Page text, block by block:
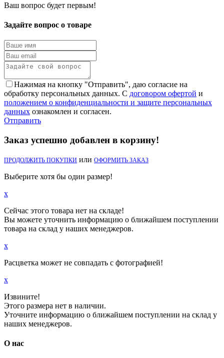
Ваш вопрос будет первым!
Задайте вопрос о товаре
Нажимая на кнопку "Отправить", даю согласие на
обработку персональных данных. С договором офертой и
положением о конфиденциальности и защите персональных
данных ознакомлен и согласен.
Отправить
Заказ успешно добавлен в корзину!
ПРОДОЛЖИТЬ ПОКУПКИ или ОФОРМИТЬ ЗАКАЗ
Выберите хотя бы один размер!
x
Сейчас этого товара нет на складе!
Вы можете уточнить информацию о ближайшем поступлении
товара на склад у наших менеджеров.
x
Расцветка может не совпадать с фотографией!
x
Извините!
Этого размера нет в наличии.
Уточните информацию о ближайшем поступлении на склад у
наших менеджеров.
О нас